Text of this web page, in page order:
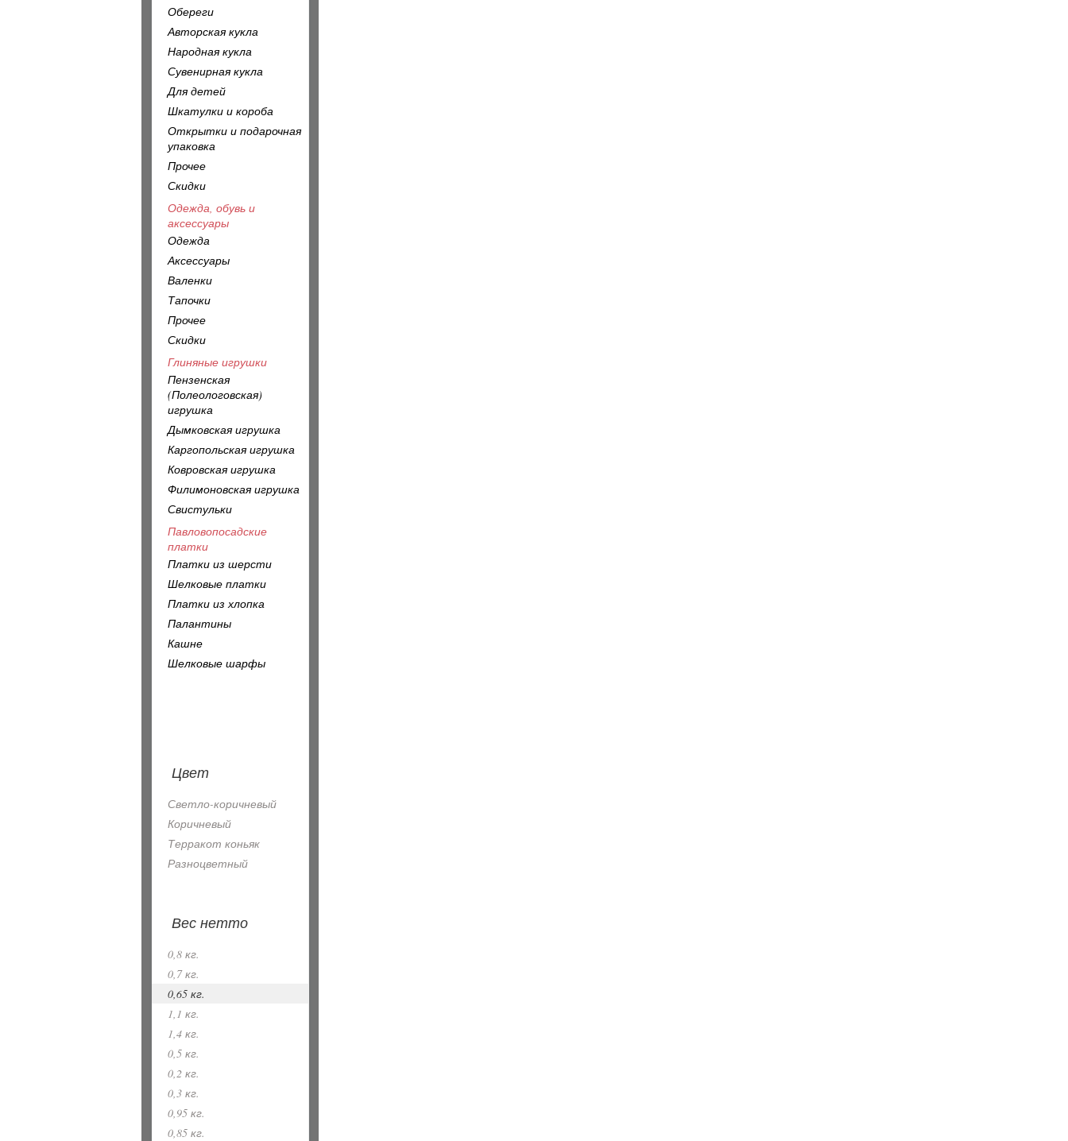
Обереги
Авторская кукла
Народная кукла
Сувенирная кукла
Для детей
Шкатулки и короба
Открытки и подарочная
упаковка
Прочее
Скидки
Одежда, обувь и
аксессуары
Одежда
Аксессуары
Валенки
Тапочки
Прочее
Скидки
Глиняные игрушки
Пензенская
(Полеологовская)
игрушка
Дымковская игрушка
Каргопольская игрушка
Ковровская игрушка
Филимоновская игрушка
Свистульки
Павловопосадские
платки
Платки из шерсти
Шелковые платки
Платки из хлопка
Палантины
Кашне
Шелковые шарфы
Цвет
Светло-коричневый
Коричневый
Терракот коньяк
Разноцветный
Вес нетто
0,8 кг.
0,7 кг.
0,65 кг.
1,1 кг.
1,4 кг.
0,5 кг.
0,2 кг.
0,3 кг.
0,95 кг.
0,85 кг.